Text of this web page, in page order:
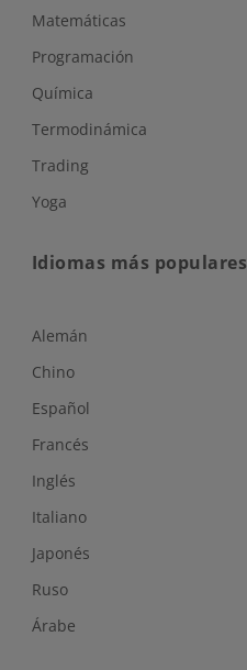
Matemáticas
Programación
Química
Termodinámica
Trading
Yoga
Idiomas más populares
Alemán
Chino
Español
Francés
Inglés
Italiano
Japonés
Ruso
Árabe